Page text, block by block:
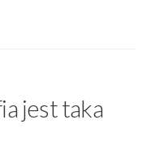
jest taka